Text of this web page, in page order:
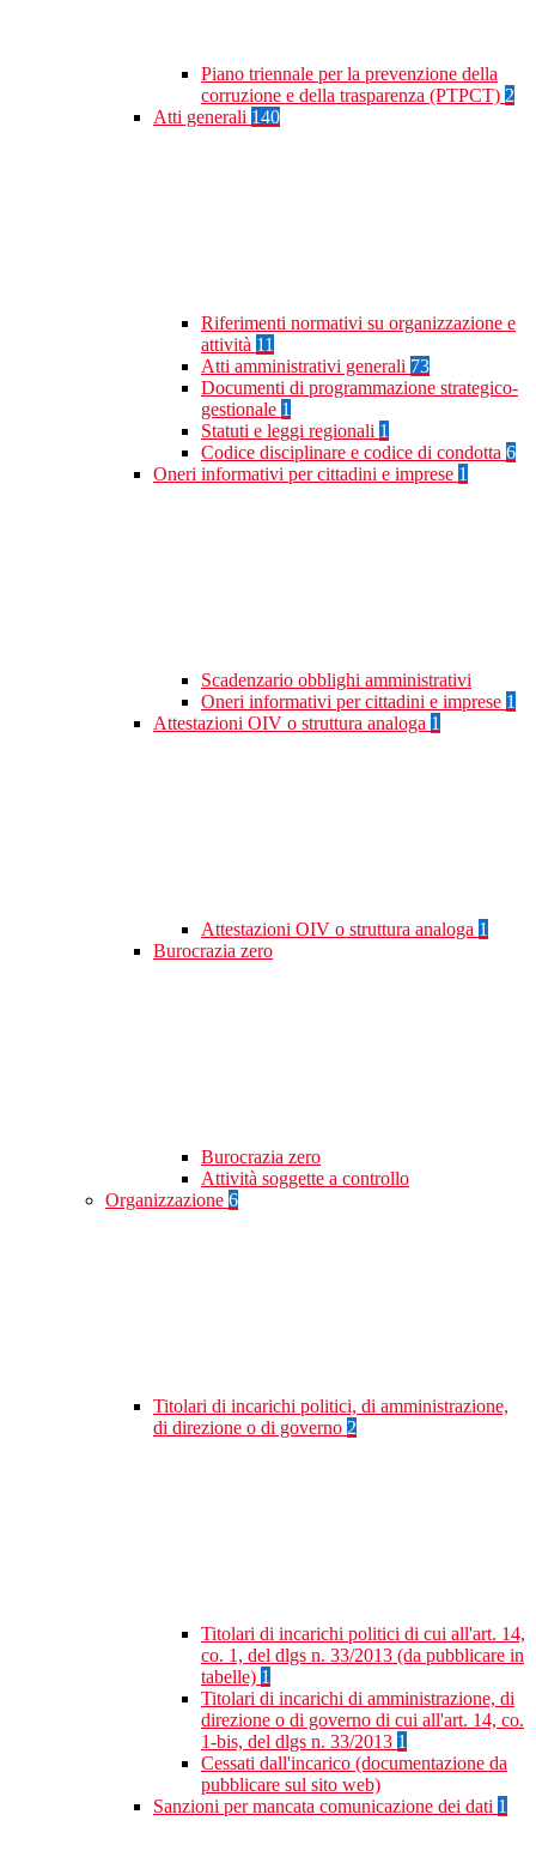
Piano triennale per la prevenzione della
corruzione e della trasparenza (PTPCT) 2
Atti generali 140
Riferimenti normativi su organizzazione e
attività 11
Atti amministrativi generali 73
Documenti di programmazione strategico-
gestionale 1
Statuti e leggi regionali 1
Codice disciplinare e codice di condotta 6
Oneri informativi per cittadini e imprese 1
Scadenzario obblighi amministrativi
Oneri informativi per cittadini e imprese 1
Attestazioni OIV o struttura analoga 1
Attestazioni OIV o struttura analoga 1
Burocrazia zero
Burocrazia zero
Attività soggette a controllo
Organizzazione 6
Titolari di incarichi politici, di amministrazione,
di direzione o di governo 2
Titolari di incarichi politici di cui all'art. 14,
co. 1, del dlgs n. 33/2013 (da pubblicare in
tabelle) 1
Titolari di incarichi di amministrazione, di
direzione o di governo di cui all'art. 14, co.
1-bis, del dlgs n. 33/2013 1
Cessati dall'incarico (documentazione da
pubblicare sul sito web)
Sanzioni per mancata comunicazione dei dati 1